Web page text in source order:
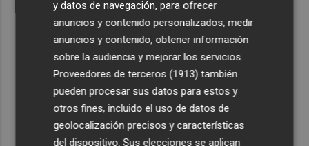
y datos de navegación, para ofrecer
anuncios y contenido personalizados, medir
anuncios y contenido, obtener información
sobre la audiencia y mejorar los servicios.
Proveedores de terceros (1913) también
pueden procesar sus datos para estos y
otros fines, incluido el uso de datos de
geolocalización precisos y características
del dispositivo. Sus elecciones se aplican